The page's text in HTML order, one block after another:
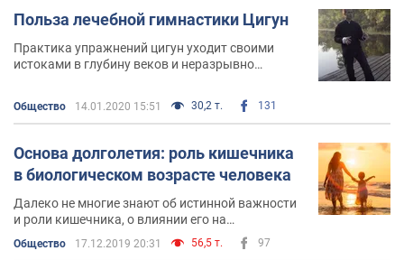
Польза лечебной гимнастики Цигун
Практика упражнений цигун уходит своими
истоками в глубину веков и неразрывно
Общество 14.01.2020 15:51 30,2 т. 131
Основа долголетия: роль кишечника
в биологическом возрасте человека
Далеко не многие знают об истинной важности
и роли кишечника, о влиянии его на
биологический возраст и состояние всего
организма
Общество 17.12.2019 20:31 56,5 т. 97